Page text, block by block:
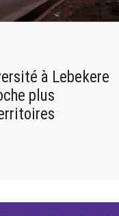
à Lebekere
plus